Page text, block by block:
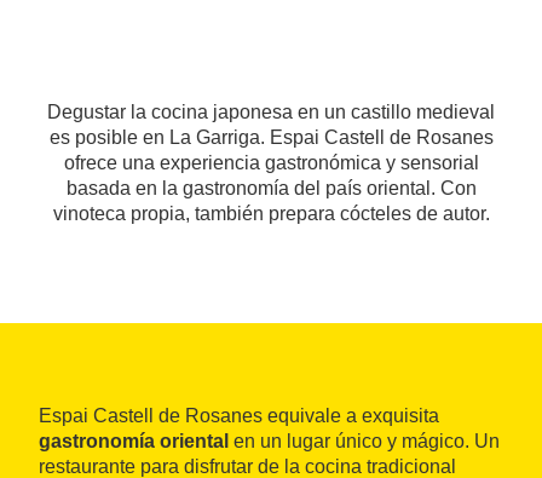
Degustar la cocina japonesa en un castillo medieval
es posible en La Garriga. Espai Castell de Rosanes
ofrece una experiencia gastronómica y sensorial
basada en la gastronomía del país oriental. Con
vinoteca propia, también prepara cócteles de autor.
Espai Castell de Rosanes equivale a exquisita
gastronomía oriental en un lugar único y mágico. Un
restaurante para disfrutar de la cocina tradicional